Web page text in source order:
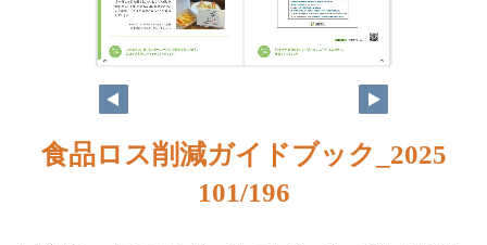
食品ロス削減ガイドブック_2025
101/196